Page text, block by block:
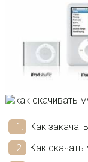
Как
Как